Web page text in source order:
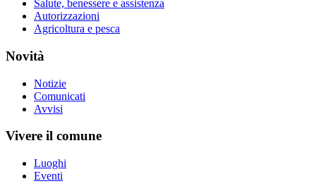
Salute, benessere e assistenza
Autorizzazioni
Agricoltura e pesca
Novità
Notizie
Comunicati
Avvisi
Vivere il comune
Luoghi
Eventi